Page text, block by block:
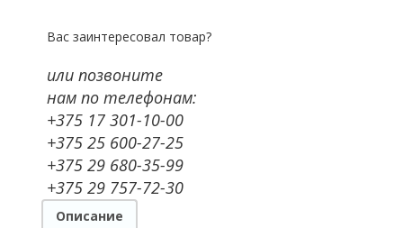
Вас заинтересовал товар?
или позвоните
нам по телефонам:
+375 17 301-10-00
+375 25 600-27-25
+375 29 680-35-99
+375 29 757-72-30
Описание